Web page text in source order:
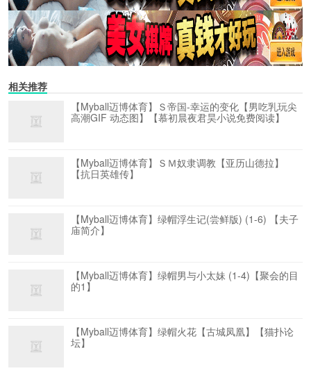
相关推荐
【Myball迈博体育】Ｓ帝国-幸运的变化【男吃乳玩尖
高潮GIF 动态图】【慕初晨夜君昊小说免费阅读】
【Myball迈博体育】ＳＭ奴隶调教【亚历山德拉】
【抗日英雄传】
【Myball迈博体育】绿帽浮生记(尝鲜版) (1-6) 【夫子
庙简介】
【Myball迈博体育】绿帽男与小太妹 (1-4)【聚会的目
的1】
【Myball迈博体育】绿帽火花【古城凤凰】【猫扑论
坛】